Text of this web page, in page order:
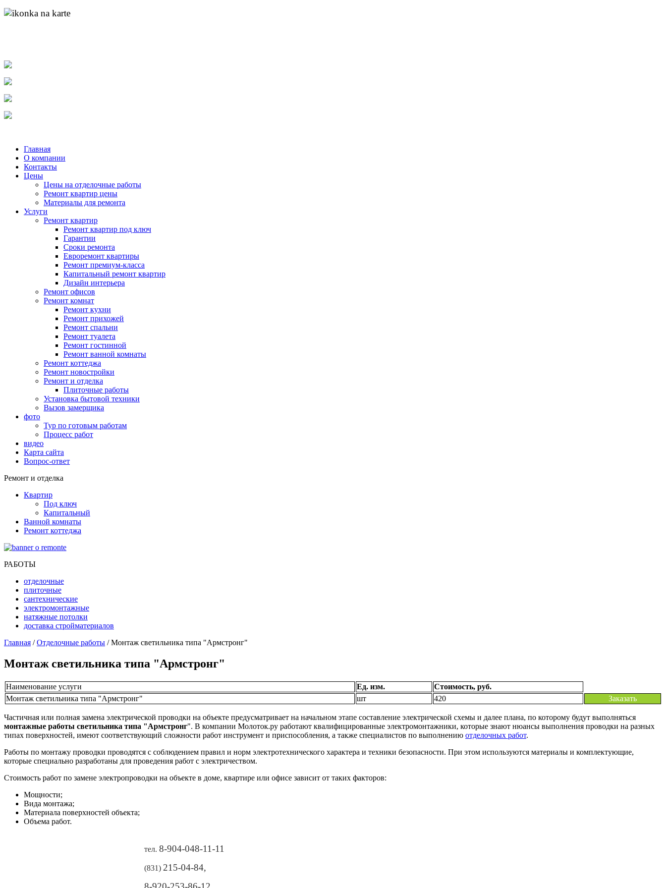
Главная
О компании
Контакты
Цены
Цены на отделочные работы
Ремонт квартир цены
Материалы для ремонта
Услуги
Ремонт квартир
Ремонт квартир под ключ
Гарантии
Сроки ремонта
Евроремонт квартиры
Ремонт премиум-класса
Капитальный ремонт квартир
Дизайн интерьера
Ремонт офисов
Ремонт комнат
Ремонт кухни
Ремонт прихожей
Ремонт спальни
Ремонт туалета
Ремонт гостинной
Ремонт ванной комнаты
Ремонт коттеджа
Ремонт новостройки
Ремонт и отделка
Плиточные работы
Установка бытовой техники
Вызов замерщика
фото
Тур по готовым работам
Процесс работ
видео
Карта сайта
Вопрос-ответ
Ремонт и отделка
Квартир
Под ключ
Капитальный
Ванной комнаты
Ремонт коттеджа
РАБОТЫ
отделочные
плиточные
сантехнические
электромонтажные
натяжные потолки
доставка стройматериалов
Главная /Отделочные работы / Монтаж светильника типа "Армстронг"
Монтаж светильника типа "Армстронг"
Наименование услуги Ед. изм.
Стоимость, руб.
Монтаж светильника типа "Армстронг"
шт 420 Заказать
Частичная или полная замена электрической проводки на объекте предусматривает на начальном этапе составление электрической схемы и далее плана, по которому будут выполняться
монтажные работы светильника типа "Армстронг". В компании Молоток.ру работают квалифицированные электромонтажники, которые знают нюансы выполнения проводки на разных
типах поверхностей, имеют соответствующий сложности работ инструмент и приспособления, а также специалистов по выполнению отделочных работ.
Работы по монтажу проводки проводятся с соблюдением правил и норм электротехнического характера и техники безопасности. При этом используются материалы и комплектующие,
которые специально разработаны для проведения работ с электричеством.
Стоимость работ по замене электропроводки на объекте в доме, квартире или офисе зависит от таких факторов:
Мощности;
Вида монтажа;
Материала поверхностей объекта;
Объема работ.
тел. 8-904-048-11-11
(831) 215-04-84,